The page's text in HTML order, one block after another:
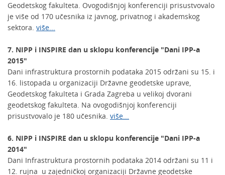
Geodetskog fakulteta. Ovogodišnjoj konferenciji prisustvovalo
je više od 170 učesnika iz javnog, privatnog i akademskog
sektora. više...
7. NIPP i INSPIRE dan u sklopu konferencije "Dani IPP-a
2015"
Dani infrastruktura prostornih podataka 2015 održani su 15. i
16. listopada u organizaciji Državne geodetske uprave,
Geodetskog fakulteta i Grada Zagreba u velikoj dvorani
geodetskog fakulteta. Na ovogodišnjoj konferenciji
prisustvovalo je 180 učesnika. više...
6. NIPP i INSPIRE dan u sklopu konferencije "Dani IPP-a
2014"
Dani Infrastruktura prostornih podataka 2014 održani su 11 i
12. rujna u zajedničkoj organizaciji Državne geodetske